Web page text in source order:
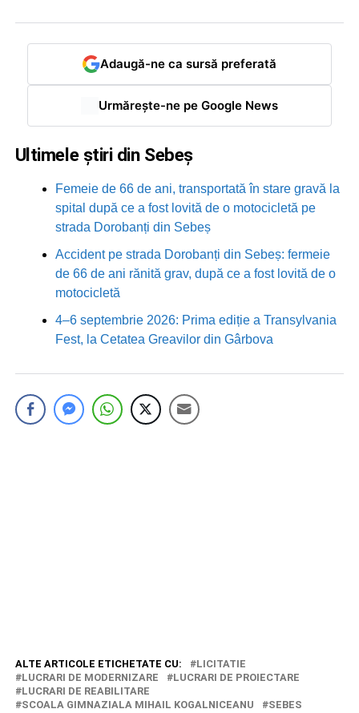
Adaugă-ne ca sursă preferată
Urmărește-ne pe Google News
Ultimele știri din Sebeș
Femeie de 66 de ani, transportată în stare gravă la
spital după ce a fost lovită de o motocicletă pe
strada Dorobanți din Sebeș
Accident pe strada Dorobanți din Sebeș: fermeie
de 66 de ani rănită grav, după ce a fost lovită de o
motocicletă
4–6 septembrie 2026: Prima ediție a Transylvania
Fest, la Cetatea Greavilor din Gârbova
ALTE ARTICOLE ETICHETATE CU:
LICITATIE
LUCRARI DE MODERNIZARE
LUCRARI DE PROIECTARE
LUCRARI DE REABILITARE
SCOALA GIMNAZIALA MIHAIL KOGALNICEANU
SEBES